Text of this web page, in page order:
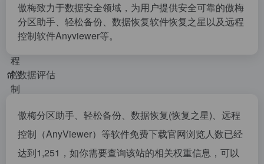
傲梅致力于数据安全领域，为用户提供安全可靠的傲梅
分区助手、轻松备份、数据恢复软件恢复之星以及远程
控制软件Anyviewer等。
数据评估
傲梅分区助手、轻松备份、数据恢复(恢复之星)、远程
控制（AnyViewer）等软件免费下载官网浏览人数已经
达到1,251，如你需要查询该站的相关权重信息，可以